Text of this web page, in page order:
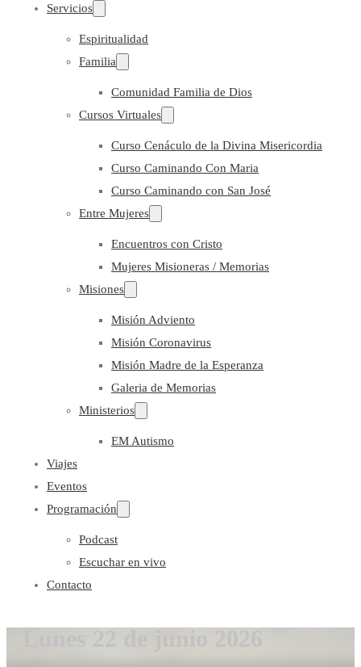
Servicios
Espiritualidad
Familia
Comunidad Familia de Dios
Cursos Virtuales
Curso Cenáculo de la Divina Misericordia
Curso Caminando Con Maria
Curso Caminando con San José
Entre Mujeres
Encuentros con Cristo
Mujeres Misioneras / Memorias
Misiones
Misión Adviento
Misión Coronavirus
Misión Madre de la Esperanza
Galeria de Memorias
Ministerios
EM Autismo
Viajes
Eventos
Programación
Podcast
Escuchar en vivo
Contacto